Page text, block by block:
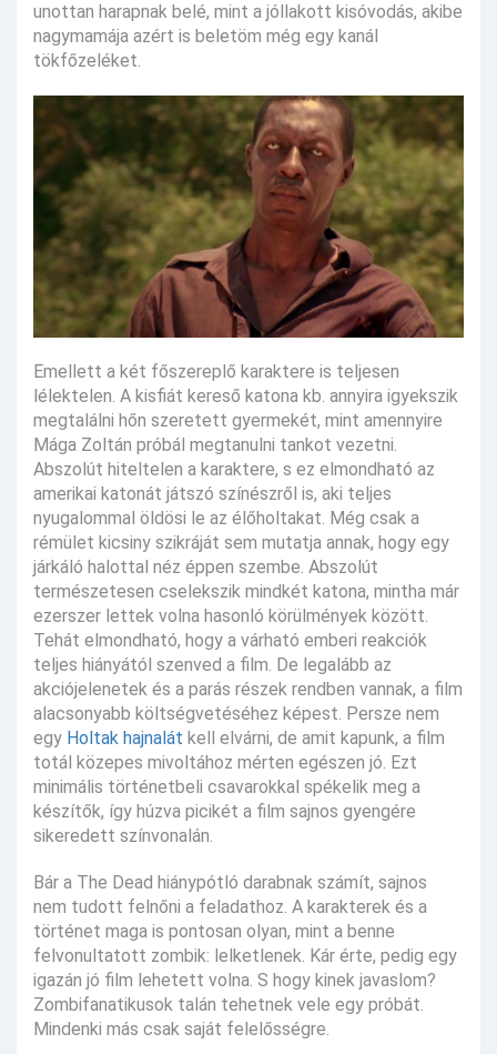
unottan harapnak belé, mint a jóllakott kisóvodás, akibe
nagymamája azért is beletöm még egy kanál
tökfőzeléket.
Emellett a két főszereplő karaktere is teljesen
lélektelen. A kisfiát kereső katona kb. annyira igyekszik
megtalálni hőn szeretett gyermekét, mint amennyire
Mága Zoltán próbál megtanulni tankot vezetni.
Abszolút hiteltelen a karaktere, s ez elmondható az
amerikai katonát játszó színészről is, aki teljes
nyugalommal öldösi le az élőholtakat. Még csak a
rémület kicsiny szikráját sem mutatja annak, hogy egy
járkáló halottal néz éppen szembe. Abszolút
természetesen cselekszik mindkét katona, mintha már
ezerszer lettek volna hasonló körülmények között.
Tehát elmondható, hogy a várható emberi reakciók
teljes hiányától szenved a film. De legalább az
akciójelenetek és a parás részek rendben vannak, a film
alacsonyabb költségvetéséhez képest. Persze nem
egy Holtak hajnalát kell elvárni, de amit kapunk, a film
totál közepes mivoltához mérten egészen jó. Ezt
minimális történetbeli csavarokkal spékelik meg a
készítők, így húzva picikét a film sajnos gyengére
sikeredett színvonalán.
Bár a The Dead hiánypótló darabnak számít, sajnos
nem tudott felnőni a feladathoz. A karakterek és a
történet maga is pontosan olyan, mint a benne
felvonultatott zombik: lelketlenek. Kár érte, pedig egy
igazán jó film lehetett volna. S hogy kinek javaslom?
Zombifanatikusok talán tehetnek vele egy próbát.
Mindenki más csak saját felelősségre.